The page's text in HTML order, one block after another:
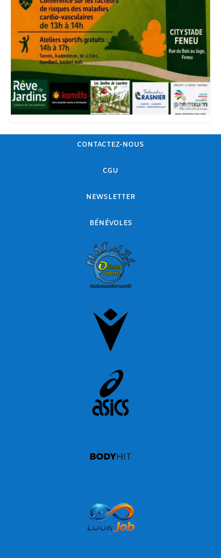
CONTACTEZ-NOUS
CGU
NEWSLETTER
BÉNÉVOLES